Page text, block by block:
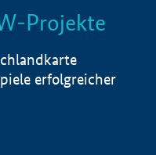
Info
Projekte
erfolgreicher